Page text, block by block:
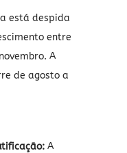
está despida
entre
A
de agosto a
A